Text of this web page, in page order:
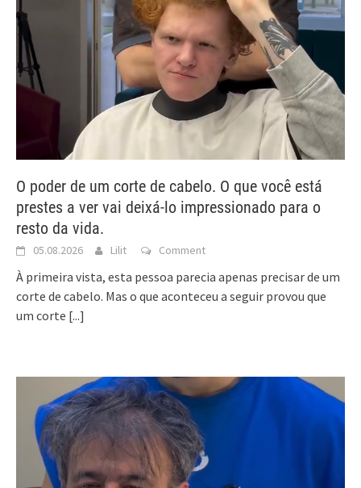
O poder de um corte de cabelo. O que você está
prestes a ver vai deixá-lo impressionado para o
resto da vida.
05.08.2026 Lilit Comment
À primeira vista, esta pessoa parecia apenas precisar de um
corte de cabelo. Mas o que aconteceu a seguir provou que
um corte [...]